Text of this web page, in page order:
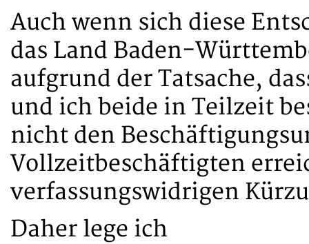
Auch wenn sich diese
das Land Baden-
aufgrund der Tatsache,
und ich beide in Teilzeit
nicht den
Vollzeitbeschäftigten
verfassungswidrigen
Daher lege ich